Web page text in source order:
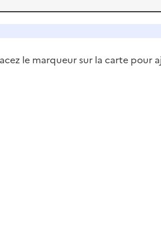
le marqueur sur la carte pour